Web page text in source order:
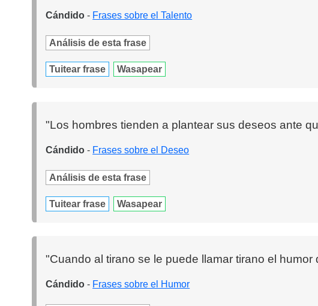
Cándido - Frases sobre el Talento
Análisis de esta frase
Tuitear frase Wasapear
"Los hombres tienden a plantear sus deseos ante
Cándido - Frases sobre el Deseo
Análisis de esta frase
Tuitear frase Wasapear
"Cuando al tirano se le puede llamar tirano el humor
Cándido - Frases sobre el Humor